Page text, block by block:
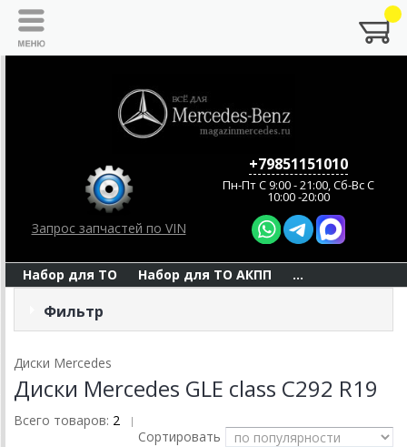
Запрос запчастей по VIN
+79851151010
Пн-Пт C 9:00 - 21:00, Сб-Вс С
10:00 -20:00
Набор для ТО Набор для ТО АКПП ...
Фильтр
Диски Mercedes
Диски Mercedes GLE class C292 R19
Всего товаров: 2 |
Сортировать